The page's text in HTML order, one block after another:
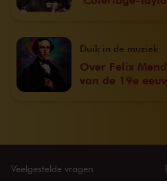
Over Felix
van de 19e
Duik in de muziek
Veelgestelde vragen